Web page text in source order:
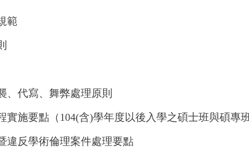
範
、代寫、舞弊處理原則
實施要點 （104(含)學年度以後入學之碩士班與碩專
違反學術倫理案件處理要點